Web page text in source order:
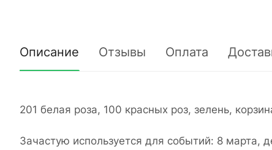
Описание Отзывы Оплата
201 белая роза, 100 красных роз, зелень,
Зачастую используется для событий: 8 марта,